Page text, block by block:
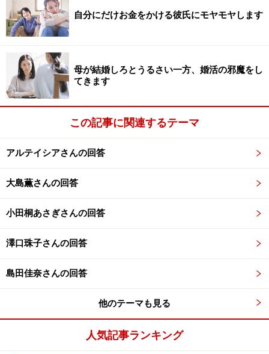
それに対しては「2人でもいいけど、複数のほうが楽し
めると思う」との答えで、かつ結局みんなの予定も合っ
たので、グループで会うことになりました。
それから再度、私からの誘いで、2人で飲みに行くこと
になりました。彼がお店の予約をしてくれて、いい感じ
かなと思いきや、恋愛の話になった際に「今は彼女もい
らないし結婚願望もない」とはっきり言われてしまいま
した。
理由としては、今は仕事と趣味で忙しいから彼女に時間
を割けないということ、結婚はそのうちしなきゃとは思
うものの、今はその気がないということでした。社会人
になってから彼女を作ったことがないと言っていたの
で、彼女を作りたくない理由に嘘はないのかなと、個人
的には思いました。
とはいえ「今は彼女はいらないし結婚願望もない」と断
言されたし、もう無理かなと思っています。でも、今度
旅行に行くという話をしたら「お土産買ってきて」と言
ってくるし、ラインを送ったら普通に返ってくるしで、
自分にだけお金をかける彼氏にモヤモヤします
母が結婚しろとうるさい一方、婚活の邪魔をし
てきます
この記事に関連するテーマ
アルテイシアさんの回答
大島薫さんの回答
小田桐あさぎさんの回答
澤口珠子さんの回答
島田佳奈さんの回答
他のテーマも見る
人気記事ランキング